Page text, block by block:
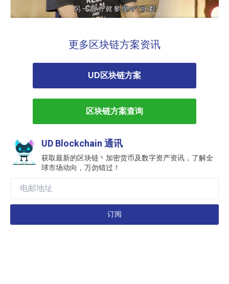
更多区块链方案资讯
UD区块链方案
区块链方案查询
UD Blockchain 通讯
获取最新的区块链丶加密货币及数字资产资讯，了解全
球市场动向，万勿错过！
订阅